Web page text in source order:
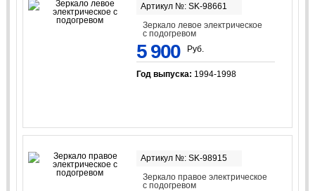
Артикул №: SK-98661
Зеркало левое электрическое
с подогревом
5 900 Руб.
Год выпуска: 1994-1998
Артикул №: SK-98915
Зеркало правое электрическое
с подогревом